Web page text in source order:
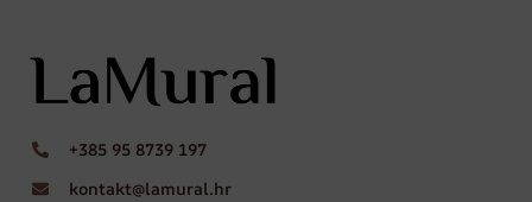
+385 95 8739 197
kontakt@lamural.hr